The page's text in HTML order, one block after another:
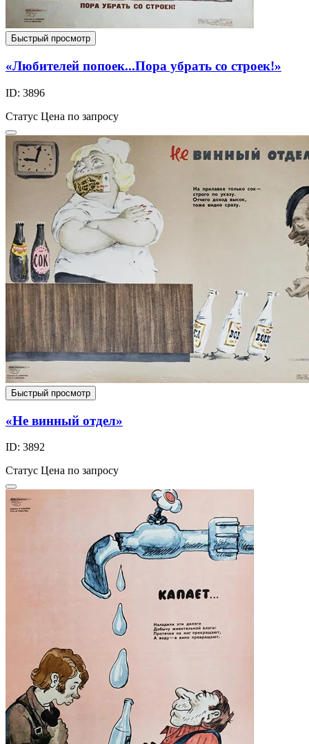
Быстрый просмотр
«Любителей попоек...Пора убрать со строек!»
ID: 3896
Статус Цена по запросу
Быстрый просмотр
«Не винный отдел»
ID: 3892
Статус Цена по запросу